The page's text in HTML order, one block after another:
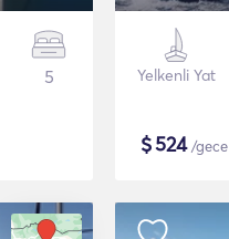
5 Yelkenli Yat
$524/gece